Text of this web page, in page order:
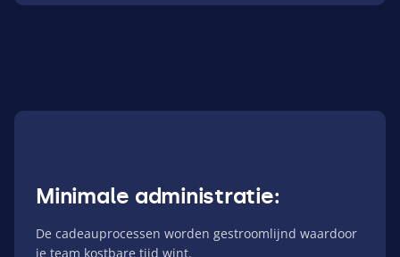
Minimale administratie:
De cadeauprocessen worden gestroomlijnd waardoor
je team kostbare tijd wint.